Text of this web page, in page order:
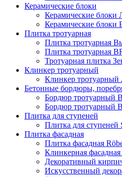
Керамические блоки
Керамические блоки
Керамические блоки
Плитка тротуарная
Плитка тротуарная
Плитка тротуарная
Тротуарная плитка
Клинкер тротуарный
Клинкер
Бетонные бордюры,
Бордюр тротуарный
Бордюр
Плитка для ступеней
Плитка для ступеней
Плитка фасадная
Плитка фасадная
Клинкерная
Декоративный
Искусственный